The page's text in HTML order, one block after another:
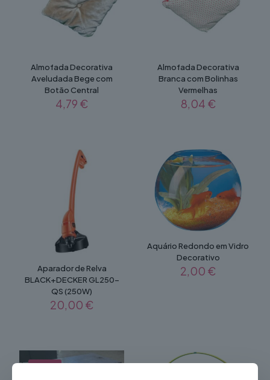
Almofada Decorativa
Aveludada Bege com
Botão Central
4,79 €
Almofada Decorativa
Branca com Bolinhas
Vermelhas
8,04 €
Aparador de Relva
BLACK+DECKER GL250-
QS (250W)
20,00 €
Aquário Redondo em Vidro
Decorativo
2,00 €